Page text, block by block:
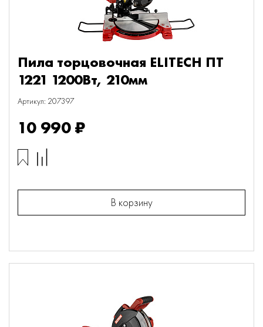
Пила торцовочная ELITECH ПТ
1221 1200Вт, 210мм
Артикул: 207397
10 990 ₽
В корзину